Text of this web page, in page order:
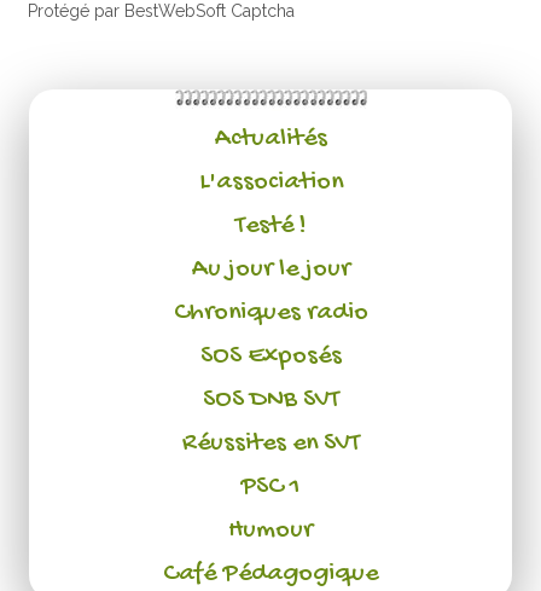
Protégé par BestWebSoft Captcha
Actualités
L'association
Testé !
Au jour le jour
Chroniques radio
SOS Exposés
SOS DNB SVT
Réussites en SVT
PSC 1
Humour
Café Pédagogique